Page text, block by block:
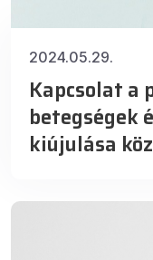
2024.05.29.
Kapcsolat a
betegségek
kiújulása